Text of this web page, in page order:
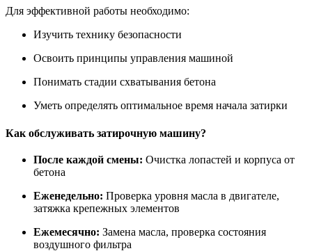
Для эффективной работы необходимо:
Изучить технику безопасности
Освоить принципы управления машиной
Понимать стадии схватывания бетона
Уметь определять оптимальное время начала затирки
Как обслуживать затирочную машину?
После каждой смены: Очистка лопастей и корпуса от
бетона
Еженедельно: Проверка уровня масла в двигателе,
затяжка крепежных элементов
Ежемесячно: Замена масла, проверка состояния
воздушного фильтра